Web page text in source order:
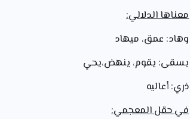
معناها الدلالي:
وهاد: عمق، ميهاد
يسقى: يقوم، ينهض،يحي
ذري: أعاليه
في حقل المعجمي: